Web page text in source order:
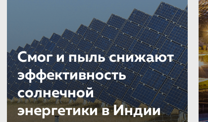
Смог и пыль снижают
эффективность
солнечной
энергетики в Индии